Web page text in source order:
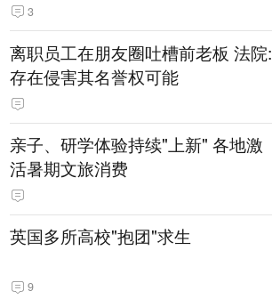
3
离职员工在朋友圈吐槽前老板 法院:
存在侵害其名誉权可能
亲子、研学体验持续"上新" 各地激
活暑期文旅消费
英国多所高校"抱团"求生
9